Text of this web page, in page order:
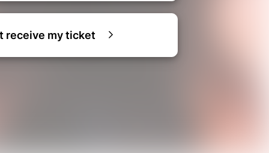
receive my ticket